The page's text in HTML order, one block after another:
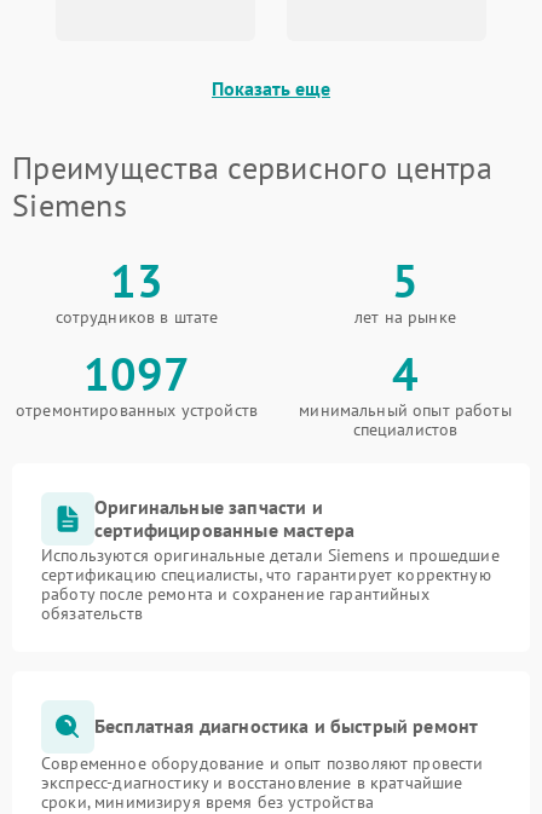
Показать еще
Преимущества сервисного центра
Siemens
13
сотрудников в штате
5
лет на рынке
1097
отремонтированных устройств
4
минимальный опыт работы
специалистов
Оригинальные запчасти и
сертифицированные мастера
Используются оригинальные детали Siemens и прошедшие
сертификацию специалисты, что гарантирует корректную
работу после ремонта и сохранение гарантийных
обязательств
Бесплатная диагностика и быстрый ремонт
Современное оборудование и опыт позволяют провести
экспресс-диагностику и восстановление в кратчайшие
сроки, минимизируя время без устройства